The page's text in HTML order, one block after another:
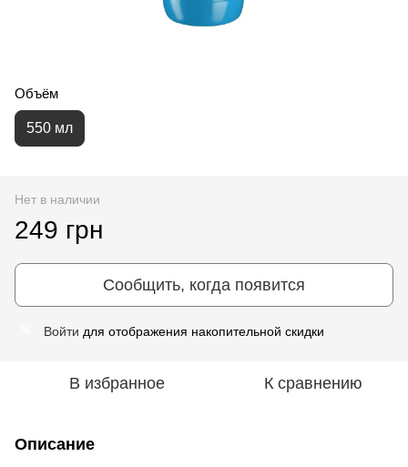
Объём
550 мл
Нет в наличии
249 грн
Сообщить, когда появится
Войти для отображения накопительной скидки
В избранное К сравнению
Описание